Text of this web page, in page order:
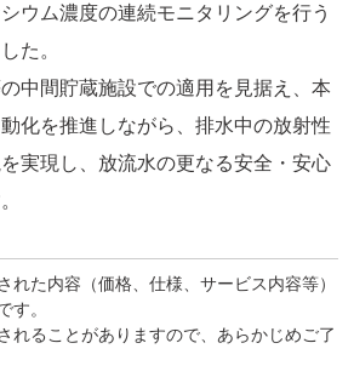
ウム濃度の連続モニタリングを行う
た。
中間貯蔵施設での適用を見据え、本
化を推進しながら、排水中の放射性
実現し、放流水の更なる安全・安心
れた内容（価格、仕様、サービス内容等）
す。
れることがありますので、あらかじめご了